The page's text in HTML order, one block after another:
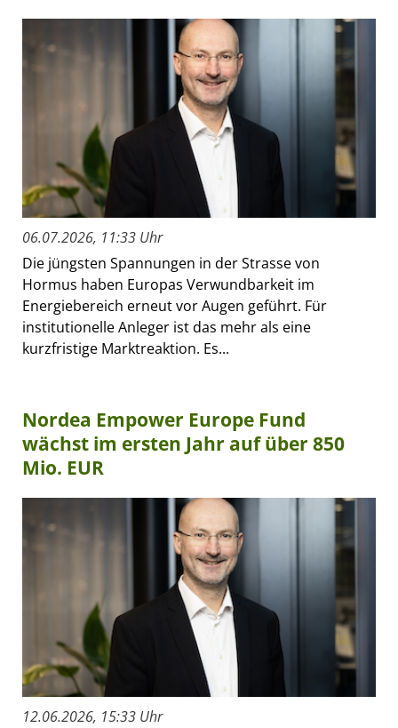
06.07.2026, 11:33 Uhr
Die jüngsten Spannungen in der Strasse von
Hormus haben Europas Verwundbarkeit im
Energiebereich erneut vor Augen geführt. Für
institutionelle Anleger ist das mehr als eine
kurzfristige Marktreaktion. Es...
Nordea Empower Europe Fund
wächst im ersten Jahr auf über 850
Mio. EUR
12.06.2026, 15:33 Uhr